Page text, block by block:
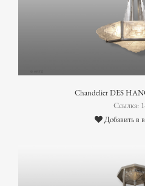
Chandelier DES
Ссылка:
Добавить в